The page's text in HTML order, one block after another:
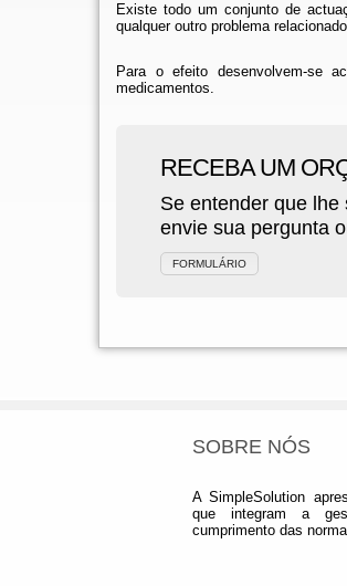
Existe todo um conjunto de
qualquer outro problema
Para o efeito desenvolvem-se
medicamentos.
RECEBA UM
Se entender que
envie sua pergunta
FORMULÁRIO
SOBRE NÓS
A SimpleSolution
que integram a
cumprimento das